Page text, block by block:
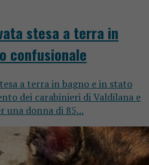
stesa a terra in
confusionale
a terra in bagno e in stato
dei carabinieri di Valdilana e
una donna di 85...